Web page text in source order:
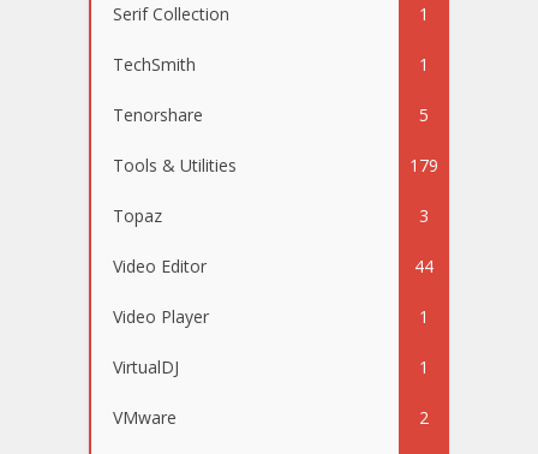
Serif Collection 1
TechSmith 1
Tenorshare 5
Tools & Utilities 179
Topaz 3
Video Editor 44
Video Player 1
VirtualDJ 1
VMware 2